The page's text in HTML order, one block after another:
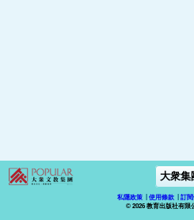
私隱政策 使用條款 訂
© 2026 教育出版社有限